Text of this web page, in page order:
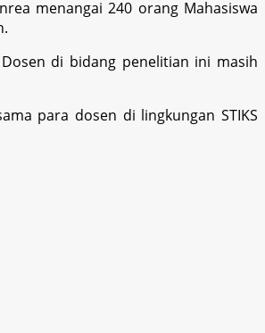
menangai 240 orang Mahasiswa
di bidang penelitian ini masih
para dosen di lingkungan STIKS